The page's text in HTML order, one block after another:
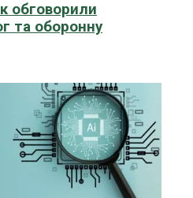
обговорили
та оборонну